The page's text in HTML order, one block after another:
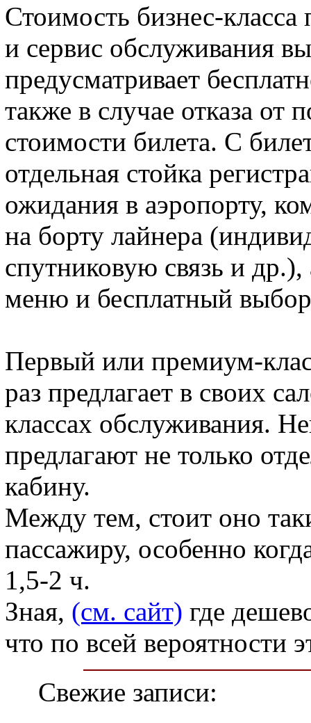
Стоимость бизнес-
и сервис обслуживания
предусматривает
также в случае отказа от
стоимости билета. С
отдельная стойка
ожидания в аэропорту,
на борту лайнера
спутниковую связь и др.),
меню и бесплатный
Первый или премиум-
раз предлагает в своих
классах обслуживания.
предлагают не только
кабину.
Между тем, стоит оно
пассажиру, особенно
1,5-2 ч.
Зная, (см. сайт) где
что по всей вероятности
Свежие записи: